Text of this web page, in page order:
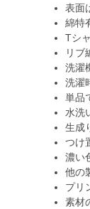
表面
綿特
Tシ
リブ
洗濯
洗濯
単品
水洗
生成
つけ
濃い
他の
プリ
素材